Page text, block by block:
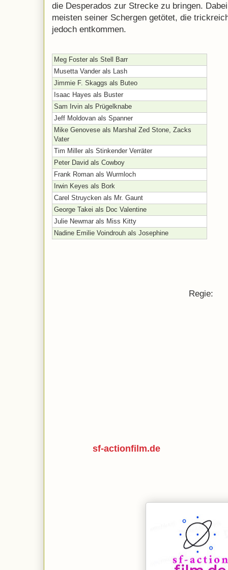
die Desperados zur Strecke zu bringen.
meisten seiner Schergen getötet, die
jedoch entkommen.
Meg Foster als Stell Barr
Musetta Vander als Lash
Jimmie F. Skaggs als Buteo
Isaac Hayes als Buster
Sam Irvin als Prügelknabe
Jeff Moldovan als Spanner
Mike Genovese als Marshal Zed Stone, Zacks
Vater
Tim Miller als Stinkender Verräter
Peter David als Cowboy
Frank Roman als Wurmloch
Irwin Keyes als Bork
Carel Struycken als Mr. Gaunt
George Takei als Doc Valentine
Julie Newmar als Miss Kitty
Nadine Emilie Voindrouh als Josephine
Regie:
sf-actionfilm.de